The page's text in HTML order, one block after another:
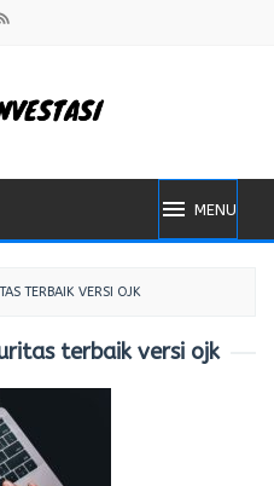
MENU
TERBAIK VERSI OJK
terbaik versi ojk